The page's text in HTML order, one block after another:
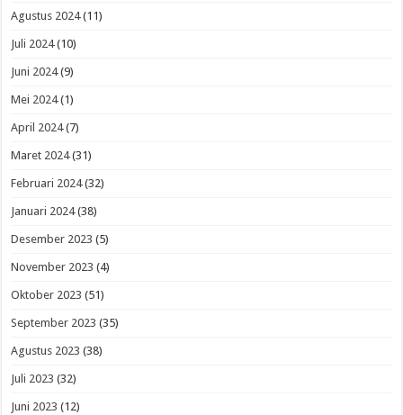
Agustus 2024(11)
Juli 2024(10)
Juni 2024(9)
Mei 2024(1)
April 2024(7)
Maret 2024(31)
Februari 2024(32)
Januari 2024(38)
Desember 2023 (5)
November 2023 (4)
Oktober 2023 (51)
September 2023 (35)
Agustus 2023 (38)
Juli 2023 (32)
Juni 2023 (12)